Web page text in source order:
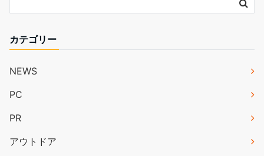
カテゴリー
NEWS
PC
PR
アウトドア